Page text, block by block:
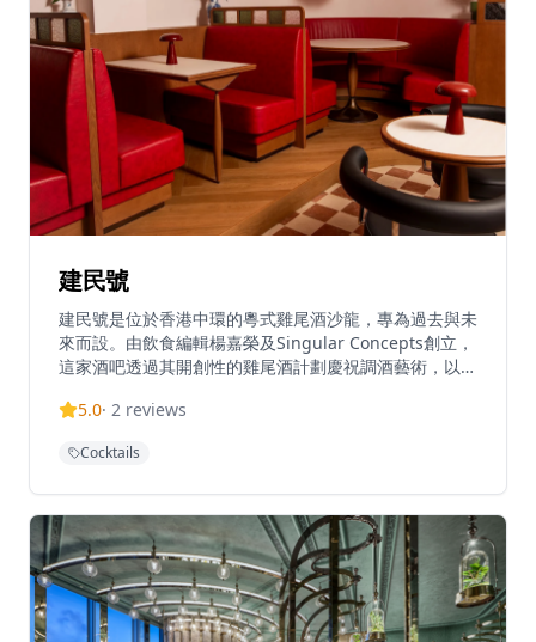
建民號
建民號是位於香港中環的粵式雞尾酒沙龍，專為過去與未
來而設。由飲食編輯楊嘉榮及Singular Concepts創立，
這家酒吧透過其開創性的雞尾酒計劃慶祝調酒藝術，以粵
製。作為隱藏式酒吧沙龍，建民號在中環夜生活區的中心
粵式元素與現代調酒技巧，創造出既熟悉又新穎的味覺體
酒都講述著香港的故事。酒吧的環境設計復古而時尚，營
造出私密而優雅的氛圍。專業調酒師不僅精通調酒技藝，
更對香港飲食文化有深刻理解，能夠為客人推薦最適合的
飲品。無論是下班後的小酌，還是週末的夜生活，建民號
都能提供難忘的飲酒體驗，讓您在品嚐創新雞尾酒的同
時，感受香港文化的獨特魅力。
5.0· 2 reviews
Cocktails